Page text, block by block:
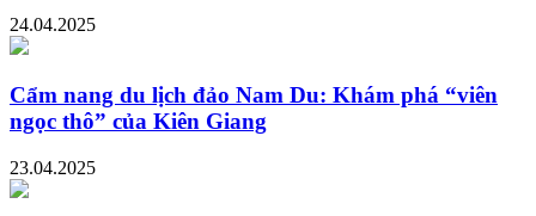
24.04.2025
Cẩm nang du lịch đảo Nam Du: Khám phá “viên
ngọc thô” của Kiên Giang
23.04.2025